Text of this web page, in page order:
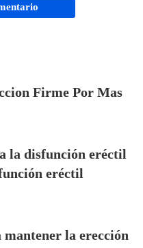
Firme Por Mas
la disfunción eréctil
eréctil
la erección